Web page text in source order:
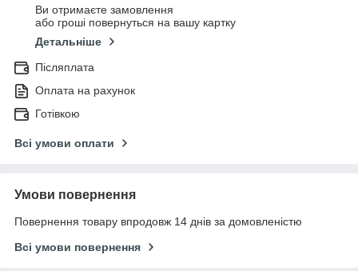
Ви отримаєте замовлення
або гроші повернуться на вашу картку
Детальніше
Післяплата
Оплата на рахунок
Готівкою
Всі умови оплати
Умови повернення
Повернення товару впродовж 14 днів за домовленістю
Всі умови повернення